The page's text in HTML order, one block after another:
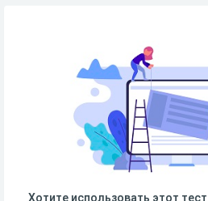
Хотите использовать этот